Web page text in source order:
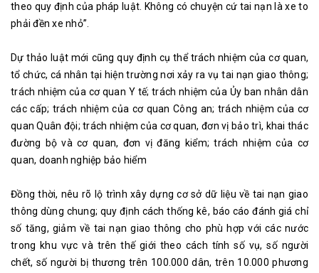
theo quy định của pháp luật. Không có chuyện cứ tai nạn là xe to
phải đền xe nhỏ”.
Dự thảo luật mới cũng quy định cụ thể trách nhiệm của cơ quan,
tổ chức, cá nhân tại hiện trường nơi xảy ra vụ tai nạn giao thông;
trách nhiệm của cơ quan Y tế; trách nhiệm của Ủy ban nhân dân
các cấp; trách nhiệm của cơ quan Công an; trách nhiệm của cơ
quan Quân đội; trách nhiệm của cơ quan, đơn vị bảo trì, khai thác
đường bộ và cơ quan, đơn vị đăng kiểm; trách nhiệm của cơ
quan, doanh nghiệp bảo hiểm
Đồng thời, nêu rõ lộ trình xây dựng cơ sở dữ liệu về tai nạn giao
thông dùng chung; quy định cách thống kê, báo cáo đánh giá chỉ
số tăng, giảm về tai nạn giao thông cho phù hợp với các nước
trong khu vực và trên thế giới theo cách tính số vụ, số người
chết, số người bị thương trên 100.000 dân, trên 10.000 phương